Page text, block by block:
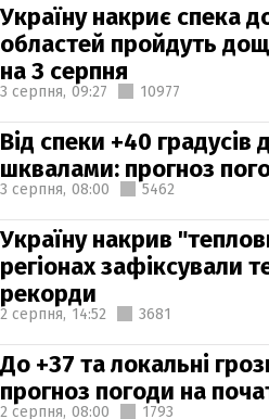
Україну накриє спека
областей пройдуть
на 3 серпня
3 серпня, 09:27 10977
Від спеки +40 градусів
шквалами: прогноз
3 серпня, 08:00 5462
Україну накрив
регіонах зафіксували
рекорди
2 серпня, 14:52 3681
До +37 та локальні
прогноз погоди на
2 серпня, 08:00 1793